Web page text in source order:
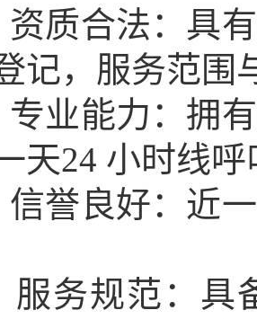
合法：具有
记，服务范围
能力：拥有
天24 小时线
良好：近一
规范：具备